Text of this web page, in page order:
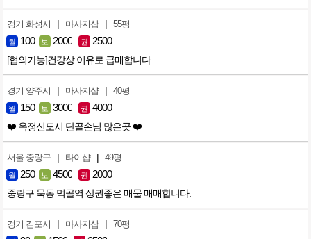
경기 화성시 | 마사지샵 | 55평
월 100 보 2000 권 2500
[협의가능]건강상 이유로 급매합니다.
경기 양주시 | 마사지샵 | 40평
월 150 보 3000 권 4000
❤️ 옥정신도시 단골손님 많은곳 ❤️
서울 중랑구 | 타이샵 | 49평
월 250 보 4500 권 2000
중랑구 묵동 먹골역 상권좋은 매물 매매합니다.
경기 김포시 | 마사지샵 | 70평